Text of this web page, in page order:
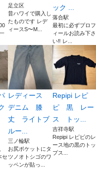
足立区
昔ハワイで購入し
たものです レデ
ィースS〜M...
ック ...
落合駅
最初に必ずプロフ
ィールお読み下さ
い‼️ レ...
セ
レディース
デニム 膝
丈 ライトブ
ルー...
三ノ輪駅
お尻ポケットにタ
ツノオトシゴのワ
ッペンが貼っ...
Repipi レピ
ピ 黒 レー
ス トッ...
吉祥寺駅
Repipi レピピのレ
ース地の黒のトッ
プス...